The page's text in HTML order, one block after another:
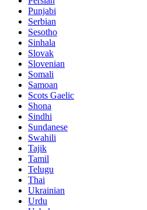
Punjabi
Serbian
Sesotho
Sinhala
Slovak
Slovenian
Somali
Samoan
Scots Gaelic
Shona
Sindhi
Sundanese
Swahili
Tajik
Tamil
Telugu
Thai
Ukrainian
Urdu